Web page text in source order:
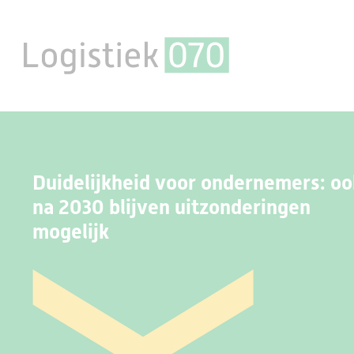
Duidelijkheid voor ondernemers:
na 2030 blijven uitzonderingen
mogelijk